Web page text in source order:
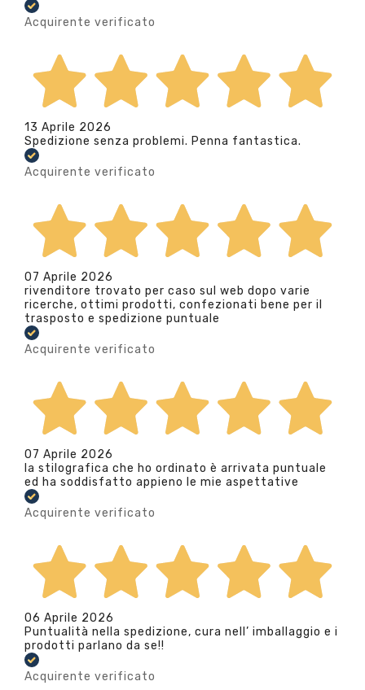
Acquirente verificato
13 Aprile 2026
Spedizione senza problemi. Penna fantastica.
Acquirente verificato
07 Aprile 2026
rivenditore trovato per caso sul web dopo varie
ricerche, ottimi prodotti, confezionati bene per il
trasposto e spedizione puntuale
Acquirente verificato
07 Aprile 2026
la stilografica che ho ordinato è arrivata puntuale
ed ha soddisfatto appieno le mie aspettative
Acquirente verificato
06 Aprile 2026
Puntualità nella spedizione, cura nell’ imballaggio e i
prodotti parlano da se!!
Acquirente verificato